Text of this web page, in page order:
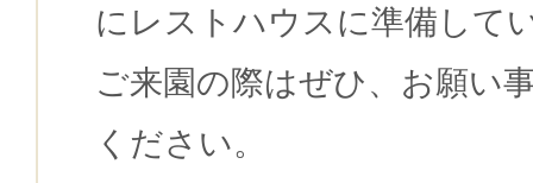
にレストハウスに準備して
ご来園の際はぜひ、お願い
ください。